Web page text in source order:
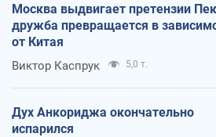
Москва выдвигает претензии
дружба превращается в
от Китая
Виктор Каспрук 5,0 т.
Дух Анкориджа окончательно
испарился